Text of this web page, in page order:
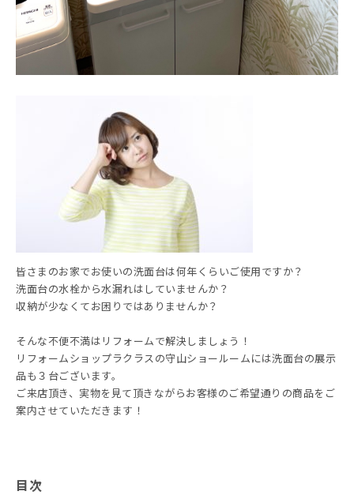
皆さまのお家でお使いの洗面台は何年くらいご使用ですか？
洗面台の水栓から水漏れはしていませんか？
収納が少なくてお困りではありませんか？
そんな不便不満はリフォームで解決しましょう！
リフォームショップラクラスの守山ショールームには洗面台の展示
品も３台ございます。
ご来店頂き、実物を見て頂きながらお客様のご希望通りの商品をご
案内させていただきます！
目次